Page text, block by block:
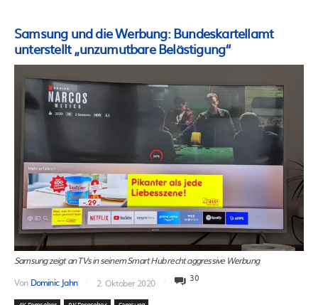
Samsung und die Werbung: Bundeskartellamt
unterstellt „unzumutbare Belästigung“
Samsung zeigt an TVs in seinem Smart Hub recht aggressive Werbung
Von Dominic Jahn 2. Oktober 2020 30